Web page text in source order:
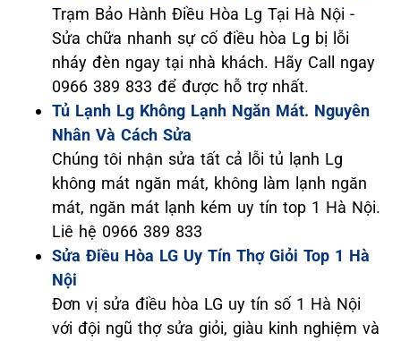
Trạm Bảo Hành Điều Hòa Lg Tại Hà Nội -
Sửa chữa nhanh sự cố điều hòa Lg bị lỗi
nháy đèn ngay tại nhà khách. Hãy Call ngay
0966 389 833 để được hỗ trợ nhất.
Tủ Lạnh Lg Không Lạnh Ngăn Mát. Nguyên
Nhân Và Cách Sửa
Chúng tôi nhận sửa tất cả lỗi tủ lạnh Lg
không mát ngăn mát, không làm lạnh ngăn
mát, ngăn mát lạnh kém uy tín top 1 Hà Nội.
Liê hệ 0966 389 833
Sửa Điều Hòa LG Uy Tín Thợ Giỏi Top 1 Hà
Nội
Đơn vị sửa điều hòa LG uy tín số 1 Hà Nội
với đội ngũ thợ sửa giỏi, giàu kinh nghiệm và